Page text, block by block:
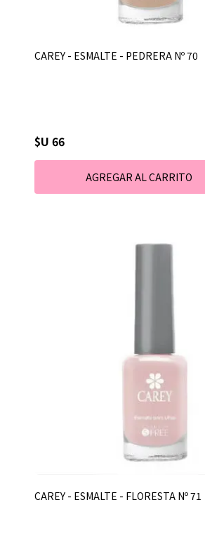
CAREY - ESMALTE - PEDRERA Nº 70
$U 66
CAREY - ESMALTE - FLORESTA Nº 71